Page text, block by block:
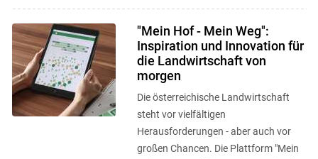
"Mein Hof - Mein Weg":
Inspiration und Innovation für
die Landwirtschaft von
morgen
Die österreichische Landwirtschaft
steht vor vielfältigen
Herausforderungen - aber auch vor
großen Chancen. Die Plattform "Mein